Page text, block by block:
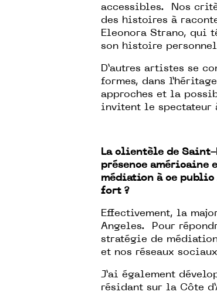
accessibles. Nos
des histoires à
Eleonora Strano, qui
son histoire
D’autres artistes se
formes, dans
approches et la
invitent le spectateur
La clientèle de Saint-
présence américaine
médiation à ce
fort ?
Effectivement, la
Angeles. Pour
stratégie de
et nos réseaux
J’ai également
résidant sur la Côte